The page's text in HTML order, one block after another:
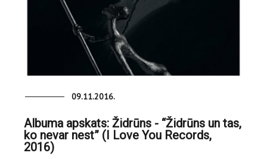
09.11.2016.
Albuma apskats: Židrūns - “Židrūns un tas,
ko nevar nest” (I Love You Records,
2016)